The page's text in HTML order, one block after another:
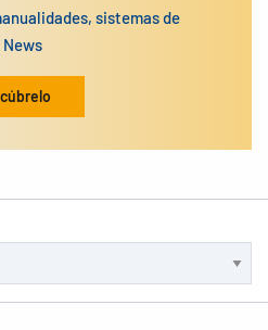
sistemas de
News